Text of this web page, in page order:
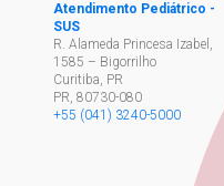
Atendimento Pediátrico -
SUS
R. Alameda Princesa Izabel,
1585 – Bigorrilho
Curitiba, PR
PR, 80730-080
+55 (041) 3240-5000